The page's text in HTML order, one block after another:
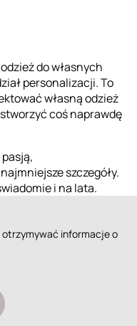
do własnych
personalizacji. To
własną odzież
coś naprawdę
szczegóły.
i na lata.
otrzymywać informacje o